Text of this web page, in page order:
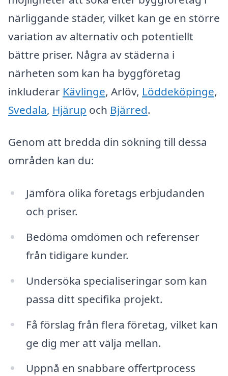
närliggande städer, vilket kan ge en större
variation av alternativ och potentiellt
bättre priser. Några av städerna i
närheten som kan ha byggföretag
inkluderar Kävlinge, Arlöv, Löddeköpinge,
Svedala, Hjärup och Bjärred.
Genom att bredda din sökning till dessa
områden kan du:
Jämföra olika företags erbjudanden
och priser.
Bedöma omdömen och referenser
från tidigare kunder.
Undersöka specialiseringar som kan
passa ditt specifika projekt.
Få förslag från flera företag, vilket kan
ge dig mer att välja mellan.
Uppnå en snabbare offertprocess